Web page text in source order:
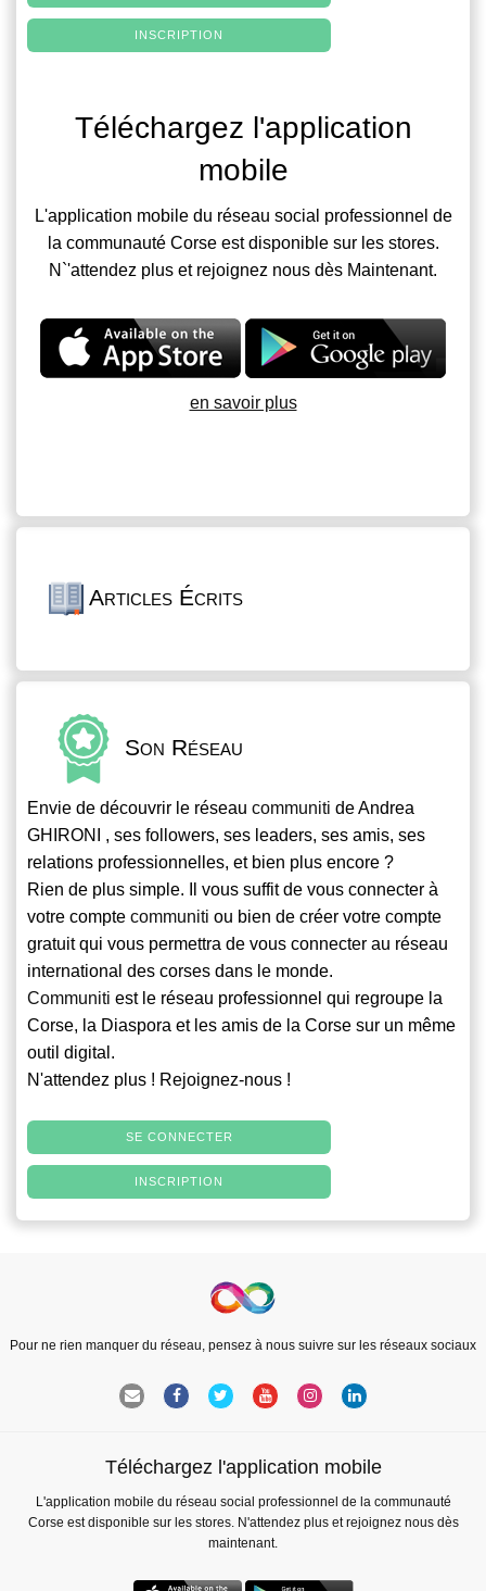
INSCRIPTION
Téléchargez l'application
mobile
L'application mobile du réseau social professionnel de
la communauté Corse est disponible sur les stores.
N`'attendez plus et rejoignez nous dès Maintenant.
en savoir plus
Articles Écrits
Son Réseau
Envie de découvrir le réseau communiti de Andrea
GHIRONI , ses followers, ses leaders, ses amis, ses
relations professionnelles, et bien plus encore ?
Rien de plus simple. Il vous suffit de vous connecter à
votre compte communiti ou bien de créer votre compte
gratuit qui vous permettra de vous connecter au réseau
international des corses dans le monde.
Communiti est le réseau professionnel qui regroupe la
Corse, la Diaspora et les amis de la Corse sur un même
outil digital.
N'attendez plus ! Rejoignez-nous !
SE CONNECTER
INSCRIPTION
Pour ne rien manquer du réseau, pensez à nous suivre sur les réseaux sociaux
Téléchargez l'application mobile
L'application mobile du réseau social professionnel de la communauté
Corse est disponible sur les stores. N'attendez plus et rejoignez nous dès
maintenant.